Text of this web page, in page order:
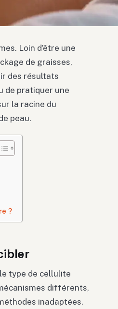
Loin d’être une
de graisses,
des résultats
de pratiquer une
la racine du
peau.
?
type de cellulite
différents,
inadaptées.